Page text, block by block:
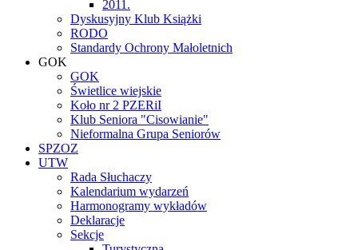
2011.
Dyskusyjny Klub Książki
RODO
Standardy Ochrony Małoletnich
GOK
GOK
Świetlice wiejskie
Koło nr 2 PZERiI
Klub Seniora "Cisowianie"
Nieformalna Grupa Seniorów
SPZOZ
UTW
Rada Słuchaczy
Kalendarium wydarzeń
Harmonogramy wykładów
Deklaracje
Sekcje